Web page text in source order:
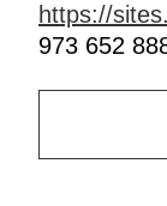
https://
973 652